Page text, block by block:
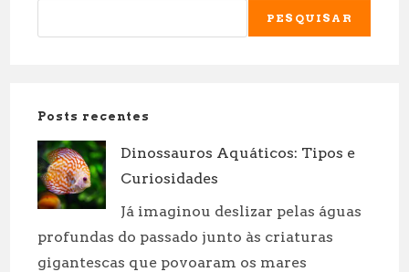
PESQUISAR
Posts recentes
Dinossauros Aquáticos: Tipos e
Curiosidades
Já imaginou deslizar pelas águas
profundas do passado junto às criaturas
gigantescas que povoaram os mares